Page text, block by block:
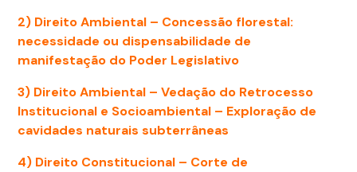
2) Direito Ambiental – Concessão florestal:
necessidade ou dispensabilidade de
manifestação do Poder Legislativo
3) Direito Ambiental –Vedação do Retrocesso
Institucional e Socioambiental – Exploração de
cavidades naturais subterrâneas
4) Direito Constitucional – Corte de